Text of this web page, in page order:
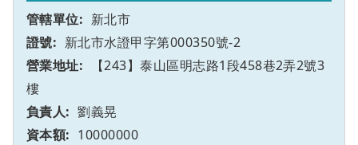
新北市
新北市水證甲字第000350號-2
【243】泰山區明志路1段458巷2弄2號3
樓
劉義晃
10000000